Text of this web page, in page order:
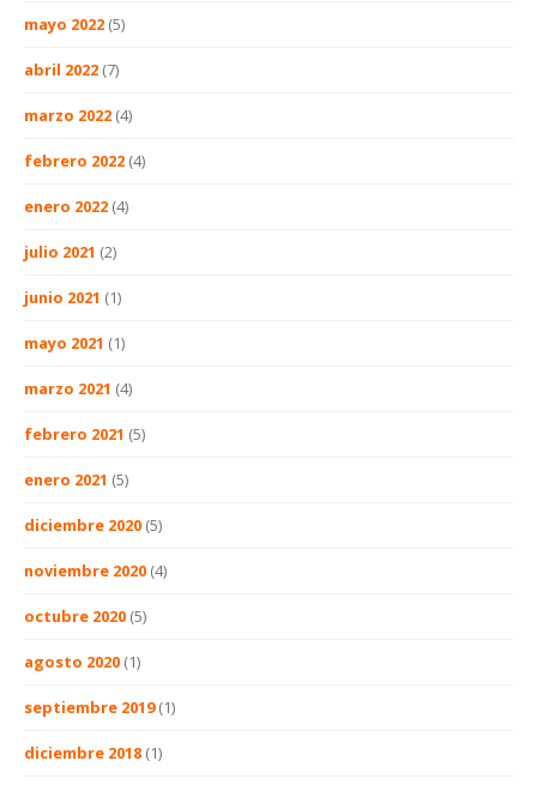
mayo 2022 (5)
abril 2022 (7)
marzo 2022 (4)
febrero 2022 (4)
enero 2022 (4)
julio 2021 (2)
junio 2021 (1)
mayo 2021 (1)
marzo 2021 (4)
febrero 2021 (5)
enero 2021 (5)
diciembre 2020 (5)
noviembre 2020 (4)
octubre 2020 (5)
agosto 2020 (1)
septiembre 2019(1)
diciembre 2018 (1)